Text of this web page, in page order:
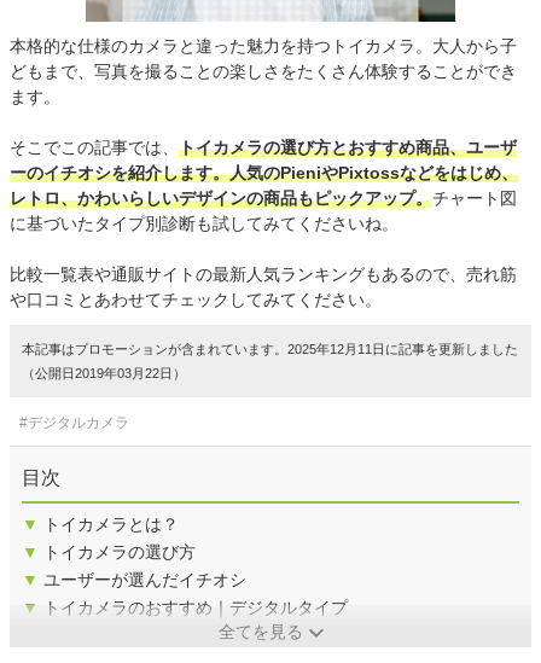
本格的な仕様のカメラと違った魅力を持つトイカメラ。大人から子
どもまで、写真を撮ることの楽しさをたくさん体験することができ
ます。
そこでこの記事では、 トイカメラの選び方とおすすめ商品、ユーザ
ーのイチオシを紹介します。人気のPieniやPixtossなどをはじめ、
レトロ、かわいらしいデザインの商品もピックアップ。チャート図
に基づいたタイプ別診断も試してみてくださいね。
比較一覧表や通販サイトの最新人気ランキングもあるので、売れ筋
や口コミとあわせてチェックしてみてください。
本記事はプロモーションが含まれています。2025年12月11日に記事を更新しました
（公開日2019年03月22日）
#デジタルカメラ
目次
▼
トイカメラとは？
▼
トイカメラの選び方
▼ ユーザーが選んだイチオシ
▼
トイカメラのおすすめ｜デジタルタイプ
全てを見る